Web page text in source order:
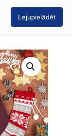
Lejupielādēt